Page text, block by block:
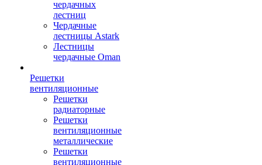
чердачных
лестниц
Чердачные
лестницы Astark
Лестницы
чердачные Oman
Решетки
вентиляционные
Решетки
радиаторные
Решетки
вентиляционные
металлические
Решетки
вентиляционные